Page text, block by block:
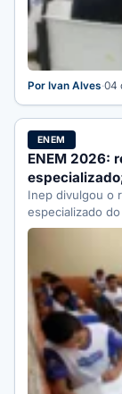
Por Ivan Alves·04
ENEM
ENEM 2026:
Inep divulgou o
especializado
do…